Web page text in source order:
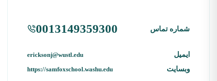
شماره تماس 0013149359300
ایمیل ericksonj@wustl.edu
وبسایت https://samfoxschool.washu.edu